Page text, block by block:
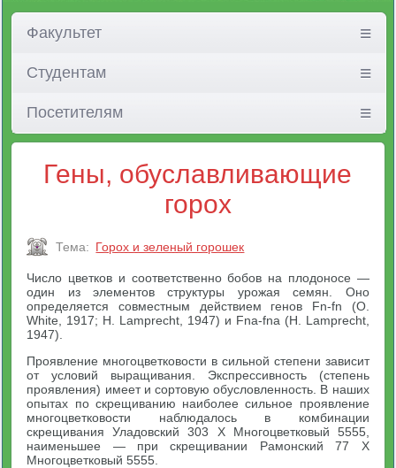
Факультет
Студентам
Посетителям
Гены, обуславливающие
горох
Тема: Горох и зеленый горошек
Число цветков и соответственно бобов на плодоносе —
один из элементов структуры урожая семян. Оно
определяется совместным действием генов Fn-fn (О.
White, 1917; Н. Lamprecht, 1947) и Fna-fna (Н. Lamprecht,
1947).
Проявление многоцветковости в сильной степени зависит
от условий выращивания. Экспрессивность (степень
проявления) имеет и сортовую обусловленность. В наших
опытах по скрещиванию наиболее сильное проявление
многоцветковости наблюдалось в комбинации
скрещивания Уладовский 303 X Многоцветковый 5555,
наименьшее — при скрещивании Рамонский 77 X
Многоцветковый 5555.